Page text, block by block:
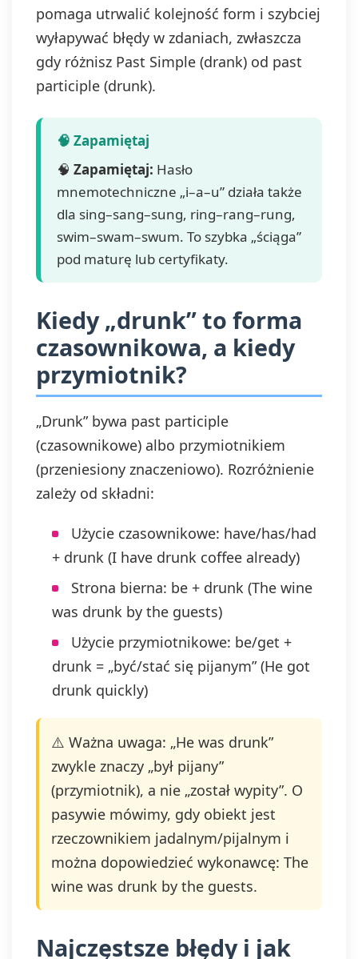
pomaga utrwalić kolejność form i szybciej
wyłapywać błędy w zdaniach, zwłaszcza
gdy różnisz Past Simple (drank) od past
participle (drunk).
🧠 Zapamiętaj: Hasło
mnemotechniczne „i–a–u” działa także
dla sing–sang–sung, ring–rang–rung,
swim–swam–swum. To szybka „ściąga”
pod maturę lub certyfikaty.
Kiedy „drunk” to forma
czasownikowa, a kiedy
przymiotnik?
„Drunk” bywa past participle
(czasownikowe) albo przymiotnikiem
(przeniesiony znaczeniowo). Rozróżnienie
zależy od składni:
Użycie czasownikowe: have/has/had
+ drunk (I have drunk coffee already)
Strona bierna: be + drunk (The wine
was drunk by the guests)
Użycie przymiotnikowe: be/get +
drunk = „być/stać się pijanym” (He got
drunk quickly)
⚠️ Ważna uwaga: „He was drunk”
zwykle znaczy „był pijany”
(przymiotnik), a nie „został wypity”. O
pasywie mówimy, gdy obiekt jest
rzeczownikiem jadalnym/pijalnym i
można dopowiedzieć wykonawcę: The
wine was drunk by the guests.
Najczęstsze błędy i jak